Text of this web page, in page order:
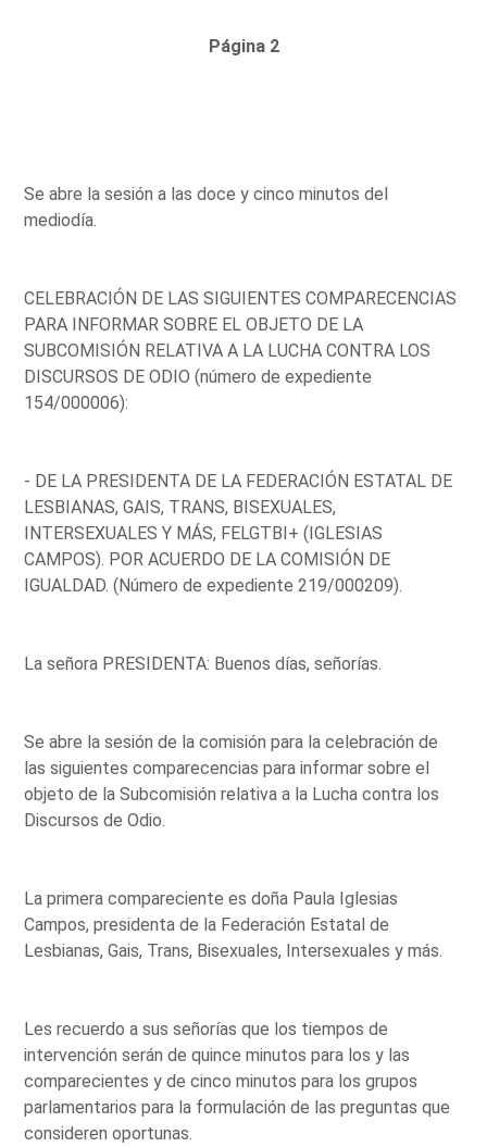
Página 2
Se abre la sesión a las doce y cinco minutos del
mediodía.
CELEBRACIÓN DE LAS SIGUIENTES COMPARECENCIAS
PARA INFORMAR SOBRE EL OBJETO DE LA
SUBCOMISIÓN RELATIVA A LA LUCHA CONTRA LOS
DISCURSOS DE ODIO (número de expediente
154/000006):
- DE LA PRESIDENTA DE LA FEDERACIÓN ESTATAL DE
LESBIANAS, GAIS, TRANS, BISEXUALES,
INTERSEXUALES Y MÁS, FELGTBI+ (IGLESIAS
CAMPOS). POR ACUERDO DE LA COMISIÓN DE
IGUALDAD. (Número de expediente 219/000209).
La señora PRESIDENTA: Buenos días, señorías.
Se abre la sesión de la comisión para la celebración de
las siguientes comparecencias para informar sobre el
objeto de la Subcomisión relativa a la Lucha contra los
Discursos de Odio.
La primera compareciente es doña Paula Iglesias
Campos, presidenta de la Federación Estatal de
Lesbianas, Gais, Trans, Bisexuales, Intersexuales y más.
Les recuerdo a sus señorías que los tiempos de
intervención serán de quince minutos para los y las
comparecientes y de cinco minutos para los grupos
parlamentarios para la formulación de las preguntas que
consideren oportunas.